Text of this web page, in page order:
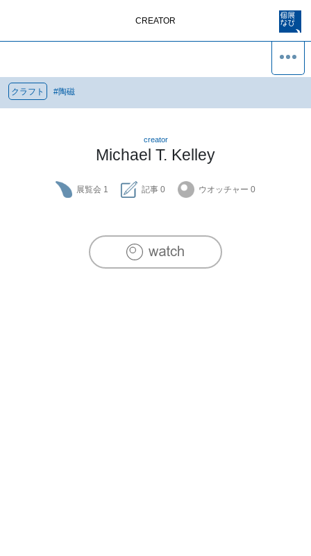
CREATOR
クラフト #陶磁
creator
Michael T. Kelley
展覧会 1 記事 0 ウオッチャー 0